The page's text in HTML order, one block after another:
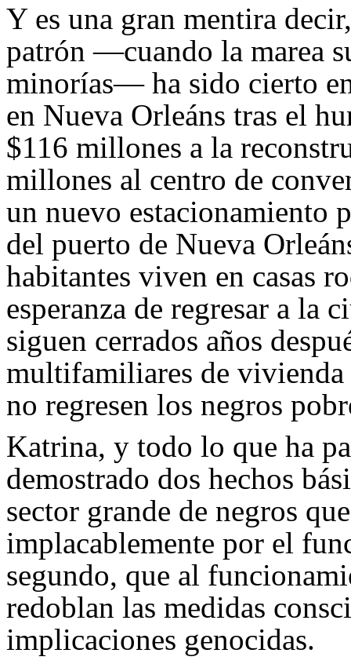
Y es una gran mentira
patrón —cuando la marea
minorías— ha sido cierto
en Nueva Orleáns tras el
$116 millones a la
millones al centro de
un nuevo estacionamiento
del puerto de Nueva
habitantes viven en casas
esperanza de regresar a la
siguen cerrados años
multifamiliares de vivienda
no regresen los negros
Katrina, y todo lo que ha
demostrado dos hechos
sector grande de negros
implacablemente por el
segundo, que al
redoblan las medidas
implicaciones genocidas.